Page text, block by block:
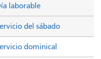
del sábado
dominical
laborable